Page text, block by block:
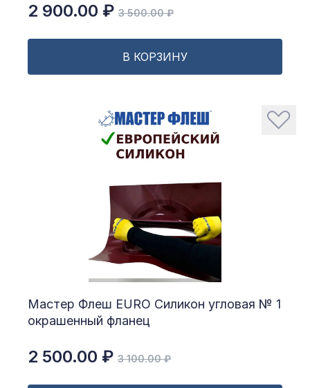
2 900.00 ₽ 3 500.00 ₽
В КОРЗИНУ
Мастер Флеш EURO Силикон угловая № 1
окрашенный фланец
2 500.00 ₽ 3 100.00 ₽